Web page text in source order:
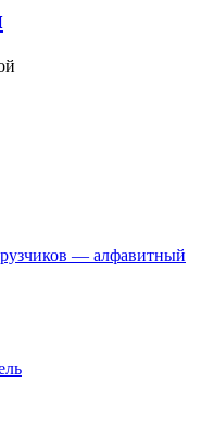
— алфавитный